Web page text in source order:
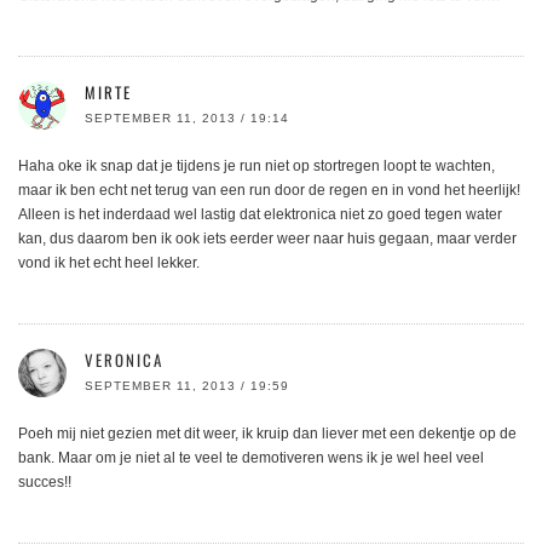
MIRTE
SEPTEMBER 11, 2013 / 19:14
Haha oke ik snap dat je tijdens je run niet op stortregen loopt te wachten,
maar ik ben echt net terug van een run door de regen en in vond het heerlijk!
Alleen is het inderdaad wel lastig dat elektronica niet zo goed tegen water
kan, dus daarom ben ik ook iets eerder weer naar huis gegaan, maar verder
vond ik het echt heel lekker.
VERONICA
SEPTEMBER 11, 2013 / 19:59
Poeh mij niet gezien met dit weer, ik kruip dan liever met een dekentje op de
bank. Maar om je niet al te veel te demotiveren wens ik je wel heel veel
succes!!